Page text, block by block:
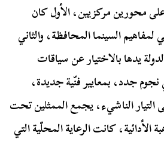
على محورين مركزيين، الأول كان
السينما المحافظة، والثاني
يدها بالاختيار عن سياقات
نجوم جدد، بمعايير فنّية جديدة،
الناشيء، يجمع الممثلين تحت
الأدائية، كانت الرعاية المحلّية التي